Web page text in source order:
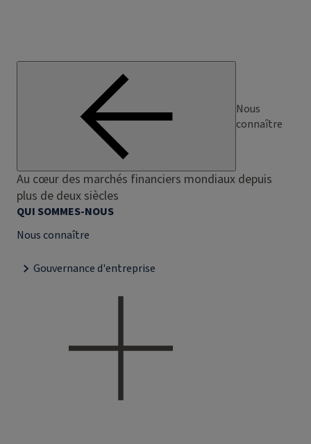
Nous
connaître
Au cœur des marchés financiers mondiaux depuis
plus de deux siècles
QUI SOMMES-NOUS
Nous connaître
Gouvernance d'entreprise